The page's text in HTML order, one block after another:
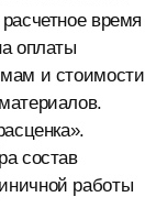
время
оплаты
и стоимости
состав
работы